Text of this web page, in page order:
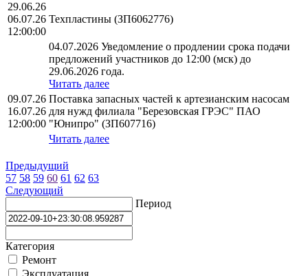
29.06.26
06.07.26
12:00:00
Техпластины (ЗП6062776)
04.07.2026 Уведомление о продлении срока подачи
предложений участников до 12:00 (мск) до
29.06.2026 года.
Читать далее
09.07.26
16.07.26
12:00:00
Поставка запасных частей к артезианским насосам
для нужд филиала "Березовская ГРЭС" ПАО
"Юнипро" (ЗП607716)
Читать далее
Предыдущий
57 58 59 60 61 62 63
Следующий
Период
Категория
Ремонт
Эксплуатация